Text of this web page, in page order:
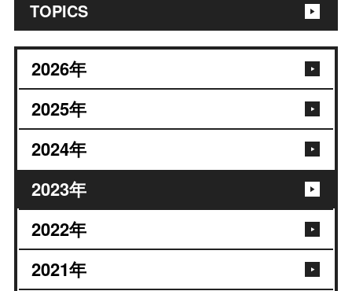
TOPICS
2026年
2025年
2024年
2023年
2022年
2021年